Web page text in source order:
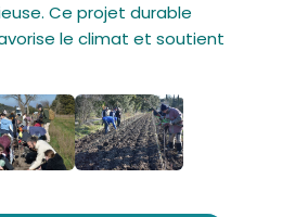
Ce projet durable
le climat et soutient